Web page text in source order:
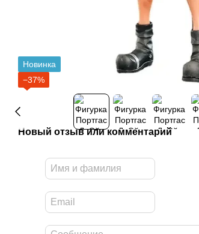
Новинка
−37%
Новый отзыв или комментарий